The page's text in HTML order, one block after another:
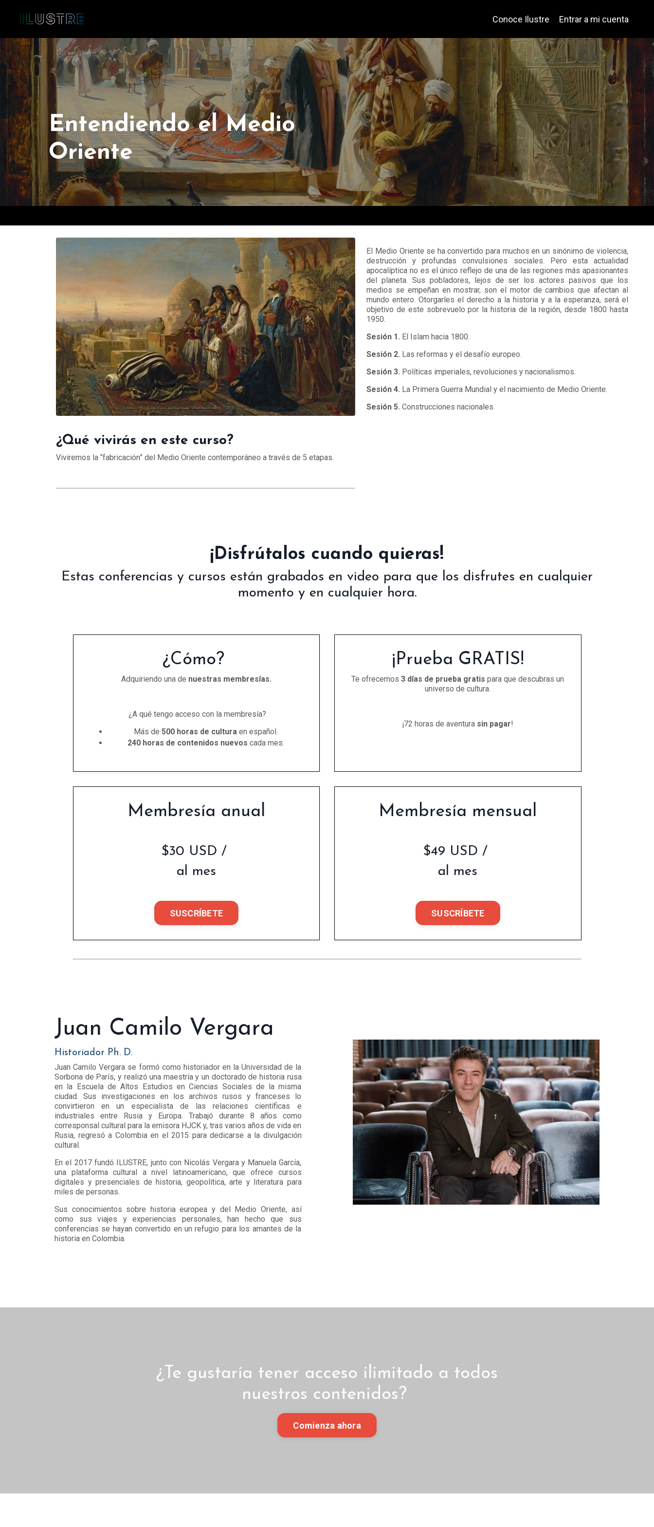
Conoce Ilustre Entrar a mi cuenta
Entendiendo el Medio
Oriente
El Medio Oriente se ha convertido para muchos en un sinónimo de violencia,
destrucción y profundas convulsiones sociales. Pero esta actualidad
apocalíptica no es el único reflejo de una de las regiones más apasionantes
del planeta. Sus pobladores, lejos de ser los actores pasivos que los
medios se empeñan en mostrar, son el motor de cambios que afectan al
mundo entero. Otorgarles el derecho a la historia y a la esperanza, será el
objetivo de este sobrevuelo por la historia de la región, desde 1800 hasta
1950.
Sesión 1. El Islam hacia 1800.
Sesión 2. Las reformas y el desafío europeo.
Sesión 3. Políticas imperiales, revoluciones y nacionalismos.
Sesión 4. La Primera Guerra Mundial y el nacimiento de Medio Oriente.
Sesión 5. Construcciones nacionales.
¿Qué vivirás en este curso?
Viviremos la “fabricación” del Medio Oriente contemporáneo a través de 5 etapas.
¡Disfrútalos cuando quieras!
Estas conferencias y cursos están grabados en video para que los disfrutes en cualquier
momento y en cualquier hora.
¿Cómo?
Adquiriendo una de nuestras membresías.
¿A qué tengo acceso con la membresía?
Más de 500 horas de cultura en español.
240 horas de contenidos nuevos cada mes.
¡Prueba GRATIS!
Te ofrecemos 3 días de prueba gratis para que descubras un
universo de cultura.
¡72 horas de aventura sin pagar!
Membresía anual
$30 USD /
al mes
SUSCRÍBETE
Membresía mensual
$49 USD /
al mes
SUSCRÍBETE
Juan Camilo Vergara
Historiador Ph. D.
Juan Camilo Vergara se formó como historiador en la Universidad de la
Sorbona de París, y realizó una maestría y un doctorado de historia rusa
en la Escuela de Altos Estudios en Ciencias Sociales de la misma
ciudad. Sus investigaciones en los archivos rusos y franceses lo
convirtieron en un especialista de las relaciones científicas e
industriales entre Rusia y Europa. Trabajó durante 8 años como
corresponsal cultural para la emisora HJCK y, tras varios años de vida en
Rusia, regresó a Colombia en el 2015 para dedicarse a la divulgación
cultural.
En el 2017 fundó ILUSTRE, junto con Nicolás Vergara y Manuela García,
una plataforma cultural a nivel latinoamericano, que ofrece cursos
digitales y presenciales de historia, geopolítica, arte y literatura para
miles de personas.
Sus conocimientos sobre historia europea y del Medio Oriente, así
como sus viajes y experiencias personales, han hecho que sus
conferencias se hayan convertido en un refugio para los amantes de la
historia en Colombia.
¿Te gustaría tener acceso ilimitado a todos
nuestros contenidos?
Comienza ahora